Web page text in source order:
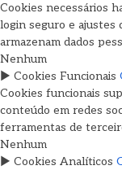
Cookies necessários
login seguro e ajustes
armazenam dados
Nenhum
► Cookies Funcionais
Cookies funcionais
conteúdo em redes
ferramentas de
Nenhum
► Cookies Analíticos